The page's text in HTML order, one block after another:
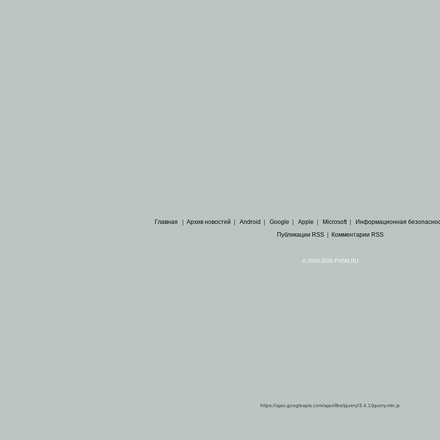
Главная Архив новостей Android Google Apple Microsoft| Информационная
Публикации RSS| Комментарии RSS
© 2010-2026 PVSM.RU
https://ajax.googleapis.com/ajax/libs/jquery/3.4.1/jquery.min.js